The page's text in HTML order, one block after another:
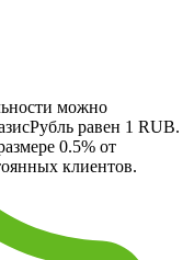
можно
равен 1 RUB.
0.5% от
клиентов.